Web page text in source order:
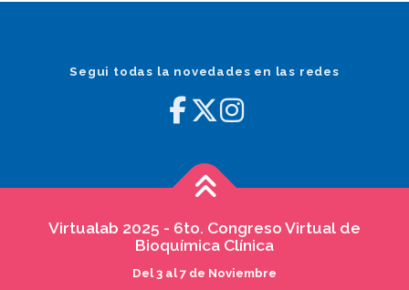
Segui todas la novedades en las redes
Virtualab 2025 - 6to. Congreso Virtual de
Bioquímica Clínica
Del 3 al 7 de Noviembre